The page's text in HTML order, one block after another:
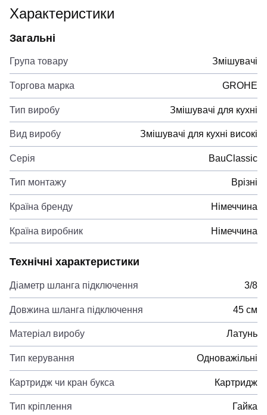
Характеристики
Загальні
Група товару Змішувачі
Торгова марка GROHE
Тип виробу Змішувачі для кухні
Вид виробу Змішувачі для кухні високі
Серія BauClassic
Тип монтажу Врізні
Країна бренду Німеччина
Країна виробник Німеччина
Технічні характеристики
Діаметр шланга підключення 3/8
Довжина шланга підключення 45 см
Матеріал виробу Латунь
Тип керування Одноважільні
Картридж чи кран букса Картридж
Тип кріплення Гайка